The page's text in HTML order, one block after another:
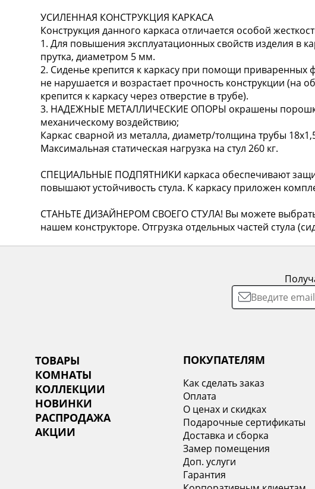
УСИЛЕННАЯ КОНСТРУКЦИЯ КАРКАСА
Конструкция данного каркаса отличается особой
1. Для повышения эксплуатационных свойств изделия в
прутка, диаметром 5 мм.
2. Сиденье крепится к каркасу при помощи приваренных
не нарушается и возрастает прочность конструкции (на
крепится к каркасу через отверстие в трубе).
3. НАДЕЖНЫЕ МЕТАЛЛИЧЕСКИЕ ОПОРЫ окрашены
механическому воздействию;
Каркас сварной из металла, диаметр/толщина трубы
Максимальная статическая нагрузка на стул 260 кг.
СПЕЦИАЛЬНЫЕ ПОДПЯТНИКИ каркаса обеспечивают
повышают устойчивость стула. К каркасу приложен
СТАНЬТЕ ДИЗАЙНЕРОМ СВОЕГО СТУЛА! Вы можете
нашем конструкторе. Отгрузка отдельных частей стула
ТОВАРЫ
КОМНАТЫ
КОЛЛЕКЦИИ
НОВИНКИ
РАСПРОДАЖА
АКЦИИ
ПОКУПАТЕЛЯМ
Как сделать заказ
Оплата
О ценах и скидках
Подарочные сертификаты
Доставка и сборка
Замер помещения
Доп. услуги
Гарантия